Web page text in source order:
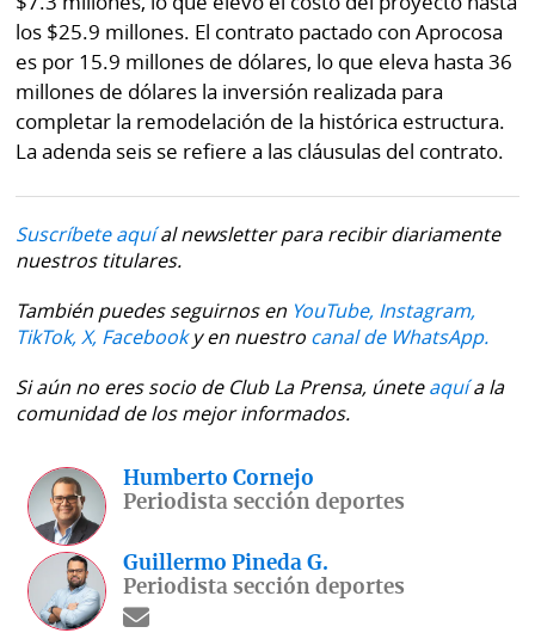
los $25.9 millones. El contrato pactado con Aprocosa
es por 15.9 millones de dólares, lo que eleva hasta 36
millones de dólares la inversión realizada para
completar la remodelación de la histórica estructura.
La adenda seis se refiere a las cláusulas del contrato.
Suscríbete aquíal newsletter para recibir diariamente
nuestros titulares.
También puedes seguirnos en YouTube, Instagram,
TikTok, X, Facebooky en nuestro canal de WhatsApp.
Si aún no eres socio de Club La Prensa, úneteaquía la
comunidad de los mejor informados.
Humberto Cornejo
Periodista sección deportes
Guillermo Pineda G.
Periodista sección deportes